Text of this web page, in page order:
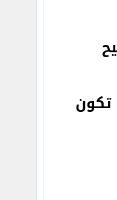
تكون